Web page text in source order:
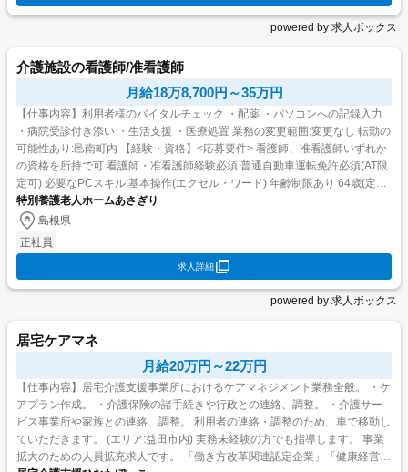
powered by 求人ボックス
介護施設の看護師/准看護師
月給18万8,700円～35万円
【仕事内容】利用者様のバイタルチェック ・配薬 ・パソコンへの記録入力
・病院受診付き添い ・生活支援 ・医療処置 業務の変更範囲:変更なし 転勤の
可能性あり:邑南町内 【経験・資格】<応募要件> 看護師、准看護師いずれか
の資格を所持で可 看護師・准看護師経験必須 普通自動車運転免許必須(AT限
定可) 必要なPCスキル:基本操作(エクセル・ワード) 年齢制限あり 64歳(定年
年齢以下の募集) 学...
特別養護老人ホームあさぎり
島根県
正社員
求人詳細
powered by 求人ボックス
居宅ケアマネ
月給20万円～22万円
【仕事内容】居宅介護支援事業所におけるケアマネジメント業務全般。 ・ケ
アプラン作成。 ・介護保険の諸手続きや行政との連絡、調整。 ・介護サー
ビス事業所や家族との連絡、調整。 利用者の連絡・調整のため、車で移動し
ていただきます。 (エリア:益田市内) 実務未経験の方でも指導します。 事業
拡大のための人員拡充求人です。 「働き方改革関連認定企業」「健康経営優